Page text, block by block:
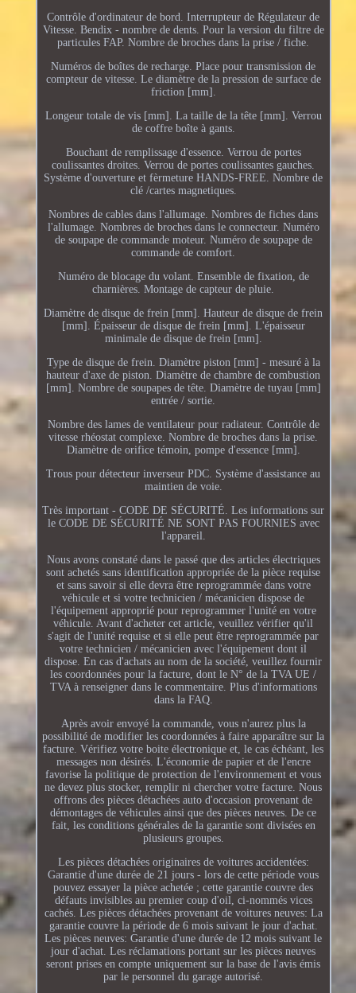
Contrôle d'ordinateur de bord. Interrupteur de Régulateur de
Vitesse. Bendix - nombre de dents. Pour la version du filtre de
particules FAP. Nombre de broches dans la prise / fiche.
Numéros de boîtes de recharge. Place pour transmission de
compteur de vitesse. Le diamètre de la pression de surface de
friction [mm].
Longeur totale de vis [mm]. La taille de la tête [mm]. Verrou
de coffre boîte à gants.
Bouchant de remplissage d'essence. Verrou de portes
coulissantes droites. Verrou de portes coulissantes gauches.
Système d'ouverture et fèrmeture HANDS-FREE. Nombre de
clé /cartes magnetiques.
Nombres de cables dans l'allumage. Nombres de fiches dans
l'allumage. Nombres de broches dans le connecteur. Numéro
de soupape de commande moteur. Numéro de soupape de
commande de comfort.
Numéro de blocage du volant. Ensemble de fixation, de
charnières. Montage de capteur de pluie.
Diamètre de disque de frein [mm]. Hauteur de disque de frein
[mm]. Épaisseur de disque de frein [mm]. L'épaisseur
minimale de disque de frein [mm].
Type de disque de frein. Diamètre piston [mm] - mesuré à la
hauteur d'axe de piston. Diamètre de chambre de combustion
[mm]. Nombre de soupapes de tête. Diamètre de tuyau [mm]
entrée / sortie.
Nombre des lames de ventilateur pour radiateur. Contrôle de
vitesse rhéostat complexe. Nombre de broches dans la prise.
Diamètre de orifice témoin, pompe d'essence [mm].
Trous pour détecteur inverseur PDC. Système d'assistance au
maintien de voie.
Très important - CODE DE SÉCURITÉ. Les informations sur
le CODE DE SÉCURITÉ NE SONT PAS FOURNIES avec
l'appareil.
Nous avons constaté dans le passé que des articles électriques
sont achetés sans identification appropriée de la pièce requise
et sans savoir si elle devra être reprogrammée dans votre
véhicule et si votre technicien / mécanicien dispose de
l'équipement approprié pour reprogrammer l'unité en votre
véhicule. Avant d'acheter cet article, veuillez vérifier qu'il
s'agit de l'unité requise et si elle peut être reprogrammée par
votre technicien / mécanicien avec l'équipement dont il
dispose. En cas d'achats au nom de la société, veuillez fournir
les coordonnées pour la facture, dont le N° de la TVA UE /
TVA à renseigner dans le commentaire. Plus d'informations
dans la FAQ.
Après avoir envoyé la commande, vous n'aurez plus la
possibilité de modifier les coordonnées à faire apparaître sur la
facture. Vérifiez votre boite électronique et, le cas échéant, les
messages non désirés. L'économie de papier et de l'encre
favorise la politique de protection de l'environnement et vous
ne devez plus stocker, remplir ni chercher votre facture. Nous
offrons des pièces détachées auto d'occasion provenant de
démontages de véhicules ainsi que des pièces neuves. De ce
fait, les conditions générales de la garantie sont divisées en
plusieurs groupes.
Les pièces détachées originaires de voitures accidentées:
Garantie d'une durée de 21 jours - lors de cette période vous
pouvez essayer la pièce achetée ; cette garantie couvre des
défauts invisibles au premier coup d'oil, ci-nommés vices
cachés. Les pièces détachées provenant de voitures neuves: La
garantie couvre la période de 6 mois suivant le jour d'achat.
Les pièces neuves: Garantie d'une durée de 12 mois suivant le
jour d'achat. Les réclamations portant sur les pièces neuves
seront prises en compte uniquement sur la base de l'avis émis
par le personnel du garage autorisé.